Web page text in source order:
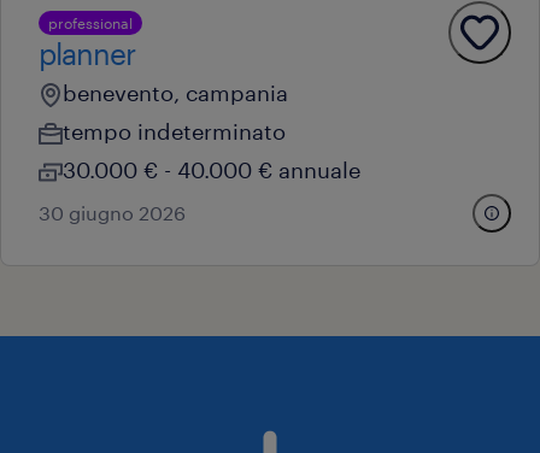
professional
planner
benevento, campania
tempo indeterminato
30.000 € - 40.000 € annuale
30 giugno 2026